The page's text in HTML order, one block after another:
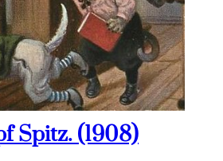
Spitz. (1908)